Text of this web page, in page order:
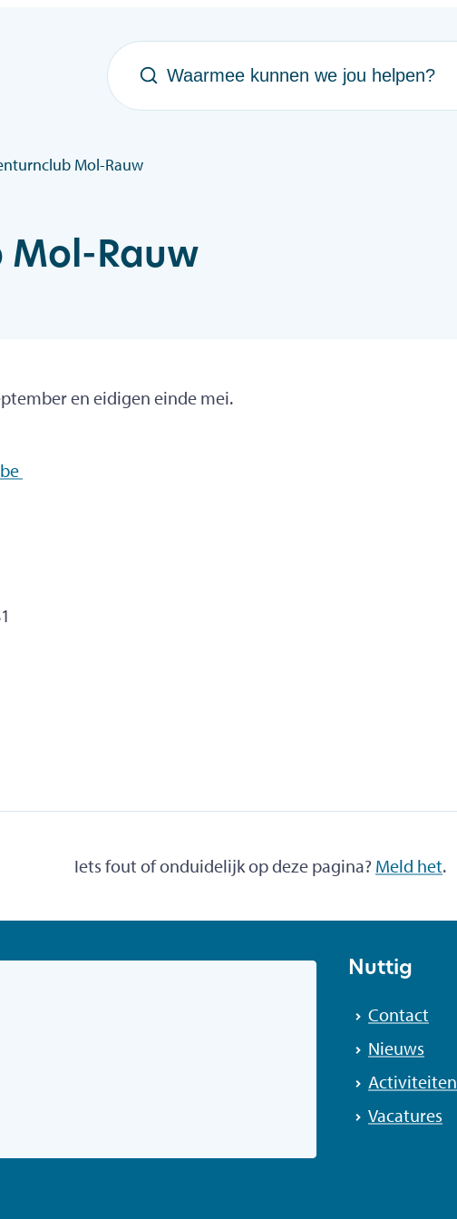
Waarmee kunnen we jou helpen?
Mol-Rauw
Mol-Rauw
en eidigen einde mei.
Iets fout of onduidelijk op deze pagina? Meld het.
Nuttig
Contact
Nieuws
Activiteiten
Vacatures